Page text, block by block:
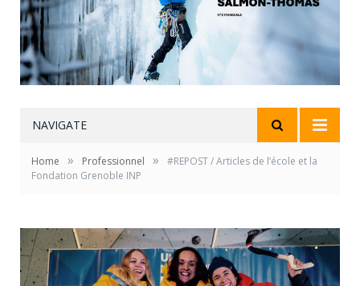
NAVIGATE
Home » Professionnel »
#REPOST / Articles de l’école et la
Fondation Grenoble INP